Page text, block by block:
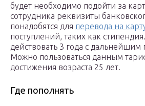
будет необходимо подойти за
сотрудника реквизиты
понадобятся для перевода на
поступлений, таких как
действовать 3 года с
Можно пользоваться данным
достижения возраста 25 лет.
Где пополнять